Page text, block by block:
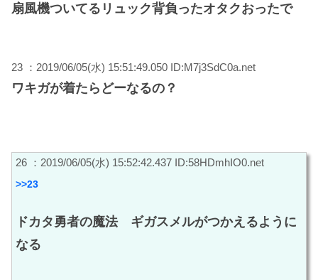
扇風機ついてるリュック背負ったオタクおったで
23 ：2019/06/05(水) 15:51:49.050 ID:M7j3SdC0a.net
ワキガが着たらどーなるの？
26 ：2019/06/05(水) 15:52:42.437 ID:58HDmhIO0.net
>>23
ドカタ勇者の魔法 ギガスメルがつかえるように
なる